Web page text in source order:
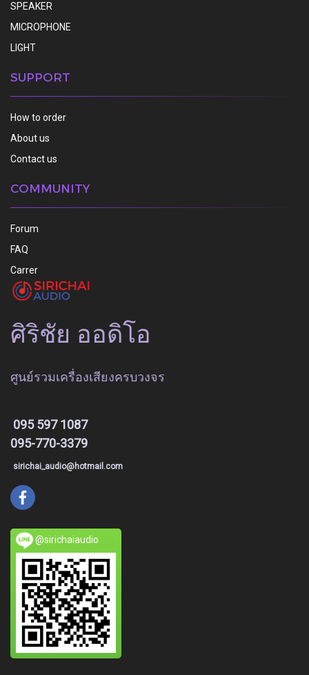
SPEAKER
MICROPHONE
LIGHT
SUPPORT
How to order
About us
Contact us
COMMUNITY
Forum
FAQ
Carrer
ศิริชัย ออดิโอ
ศูนย์รวมเครื่องเสียงครบวงจร
095 597 1087
095-770-3379
sirichai_audio@hotmail.com
@sirichaiaudio